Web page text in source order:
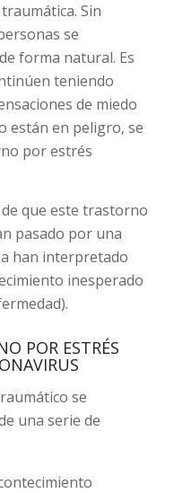
Sin
se
forma natural. Es
teniendo
de miedo
están en peligro, se
por estrés
que este trastorno
pasado por una
han interpretado
inesperado
POR ESTRÉS
se
una serie de